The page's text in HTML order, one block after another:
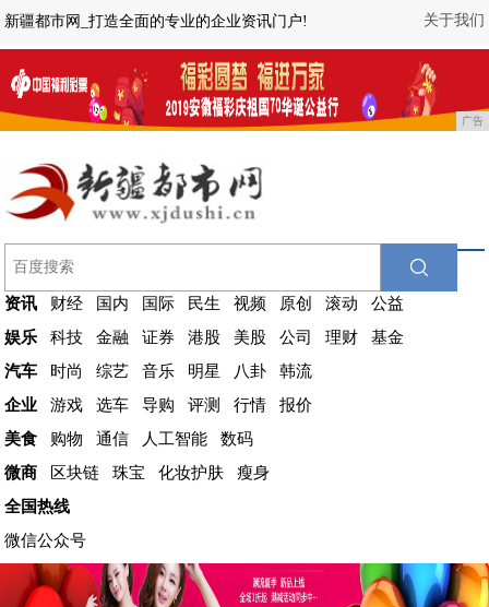
关于我们
新疆都市网_打造全面的专业的企业资讯门户!
广告
资讯 财经 国内 国际 民生 视频 原创 滚动
公益
娱乐
科技 金融 证券 港股 美股 公司 理财
基金
汽车
时尚 综艺 音乐 明星 八卦
韩流
企业
游戏 选车 导购 评测 行情
报价
美食
购物 通信 人工智能
数码
微商
区块链 珠宝 化妆护肤
瘦身
全国热线
微信公众号